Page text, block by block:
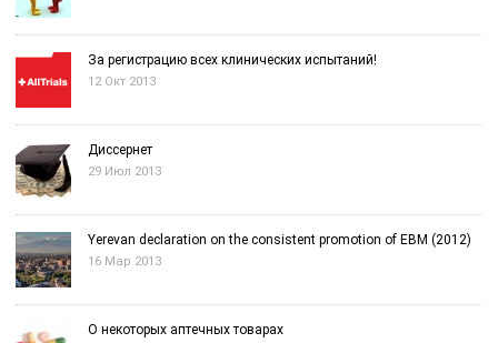
За регистрацию всех клинических испытаний!
12 Окт 2013
Диссернет
29 Июл 2013
Yerevan declaration on the consistent promotion of EBM (2012)
16 Мар 2013
О некоторых аптечных товарах